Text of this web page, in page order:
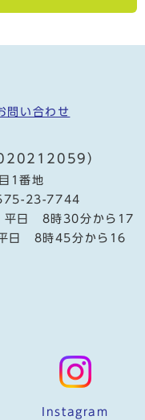
問い合わせ
）
1番地
23-7744
平日 8時30分から17
日 8時45分から16
Instagram